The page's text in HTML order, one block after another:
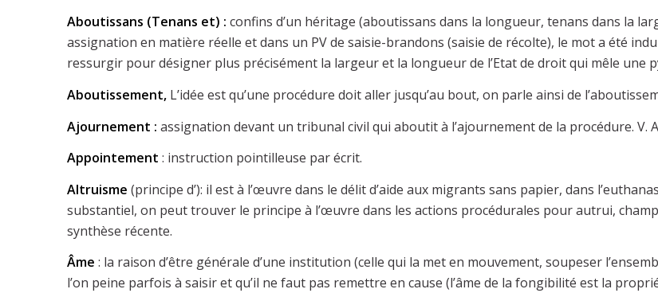
Aboutissans (Tenans et) : confins d’un héritage (aboutissans dans la longueur, tenans dans la
assignation en matière réelle et dans un PV de saisie-brandons (saisie de récolte), le mot a été
ressurgir pour désigner plus précisément la largeur et la longueur de l’Etat de droit qui mêle une
Aboutissement, L’idée est qu’une procédure doit aller jusqu’au bout, on parle ainsi de
Ajournement : assignation devant un tribunal civil qui aboutit à l’ajournement de la procédure. V.
Appointement : instruction pointilleuse par écrit.
Altruisme (principe d’): il est à l’œuvre dans le délit d’aide aux migrants sans papier, dans
substantiel, on peut trouver le principe à l’œuvre dans les actions procédurales pour autrui, champ
synthèse récente.
Âme : la raison d’être générale d’une institution (celle qui la met en mouvement, soupeser
l’on peine parfois à saisir et qu’il ne faut pas remettre en cause (l’âme de la fongibilité est la